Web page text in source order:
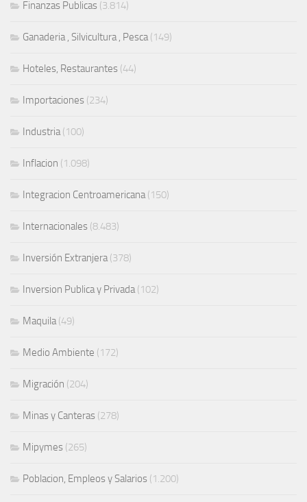
Finanzas Publicas (3.814)
Ganaderia , Silvicultura , Pesca(149)
Hoteles, Restaurantes (44)
Importaciones (234)
Industria(100)
Inflacion (1.098)
Integracion Centroamericana(150)
Internacionales (8.483)
Inversión Extranjera(378)
Inversion Publica y Privada(102)
Maquila(49)
Medio Ambiente (172)
Migración (204)
Minas y Canteras (278)
Mipymes (265)
Poblacion, Empleos y Salarios (1.200)